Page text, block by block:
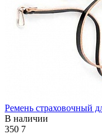
Ремень страховочный
В наличии
350 7